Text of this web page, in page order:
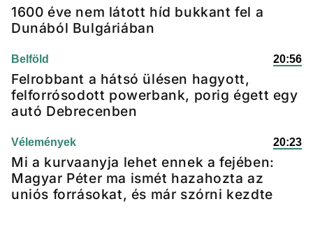
1600 éve nem látott híd bukkant fel a
Dunából Bulgáriában
Belföld 20:56
Felrobbant a hátsó ülésen hagyott,
felforrósodott powerbank, porig égett egy
autó Debrecenben
Vélemények 20:23
Mi a kurvaanyja lehet ennek a fejében:
Magyar Péter ma ismét hazahozta az
uniós forrásokat, és már szórni kezdte